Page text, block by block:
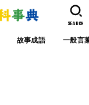
故事成語 一般言
SEARCH